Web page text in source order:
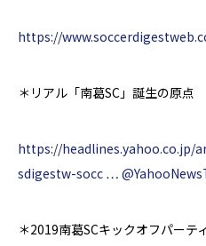
https://
＊ リアル「南葛SC 」誕生の原点
https://headlines.yahoo.co.jp/
sdigestw-socc …
＊2019南葛SCキックオフパーテ